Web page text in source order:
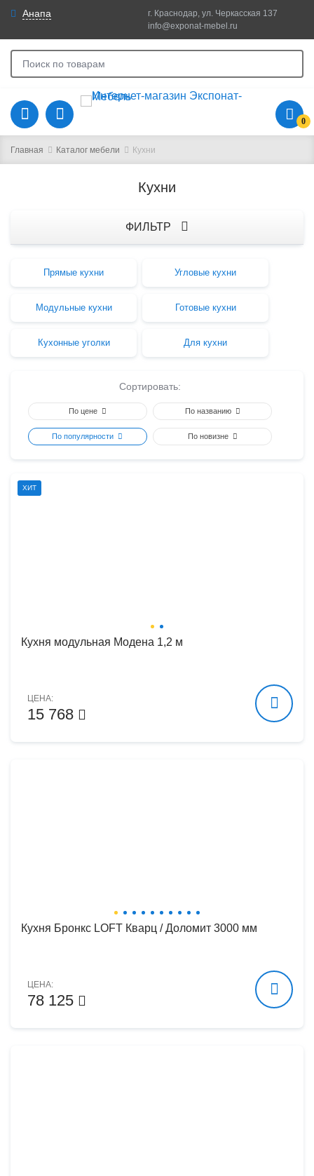
Анапа
г. Краснодар, ул. Черкасская 137
info@exponat-mebel.ru
0
Главная Каталог мебели Кухни
Кухни
ФИЛЬТР
Прямые кухни Угловые кухни
Модульные кухни Готовые кухни
Кухонные уголки Для кухни
Сортировать:
По цене По названию
По популярности По новизне
ХИТ
Кухня модульная Модена 1,2 м
ЦЕНА:
15 768
Кухня Бронкс LOFT Кварц / Доломит 3000 мм
ЦЕНА:
78 125